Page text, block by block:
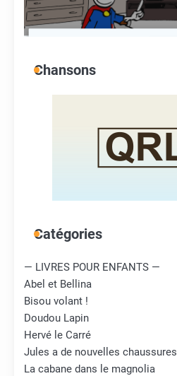
Chansons
Catégories
— LIVRES POUR ENFANTS —
Abel et Bellina
Bisou volant !
Doudou Lapin
Hervé le Carré
Jules a de nouvelles chaussures
La cabane dans le magnolia